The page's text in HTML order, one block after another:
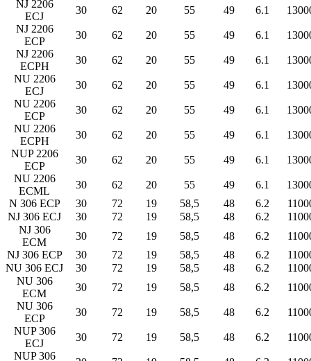
NJ 2206
ECJ
30 62 20 55 49 6.1
NJ 2206
ECP
30 62 20 55 49 6.1
NJ 2206
ECPH
30 62 20 55 49 6.1
NU 2206
ECJ
30 62 20 55 49 6.1
NU 2206
ECP
30 62 20 55 49 6.1
NU 2206
ECPH
30 62 20 55 49 6.1
NUP 2206
ECP
30 62 20 55 49 6.1
NU 2206
ECML
30 62 20 55 49 6.1
N 306 ECP
30 72 19 58,5 48 6.2
NJ 306 ECJ
30 72 19 58,5 48 6.2
NJ 306
ECM
30 72 19 58,5 48 6.2
NJ 306 ECP
30 72 19 58,5 48 6.2
NU 306 ECJ
30 72 19 58,5 48 6.2
NU 306
ECM
30 72 19 58,5 48 6.2
NU 306
ECP
30 72 19 58,5 48 6.2
NUP 306
ECJ
30 72 19 58,5 48 6.2
NUP 306